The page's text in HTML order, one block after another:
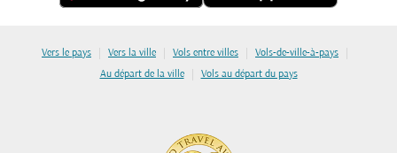
Vers le pays | Vers la ville | Vols entre villes | Vols-de-ville-à-pays |
Au départ de la ville | Vols au départ du pays